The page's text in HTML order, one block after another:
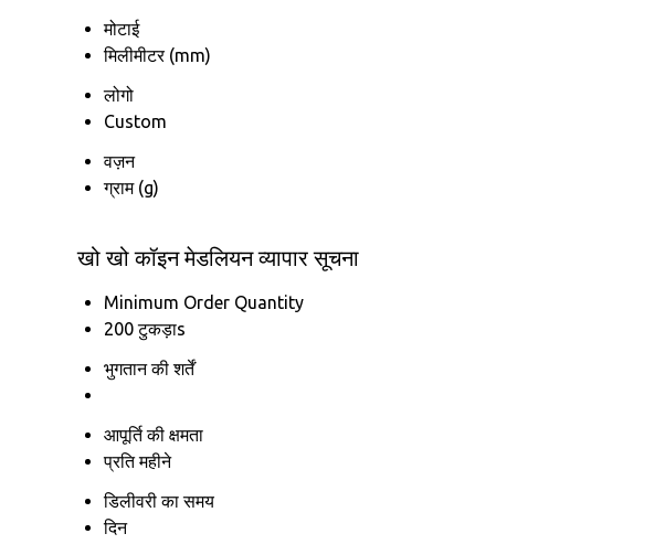
मोटाई
मिलीमीटर (mm)
लोगो
Custom
वज़न
ग्राम (g)
खो खो कॉइन मेडलियन व्यापार सूचना
Minimum Order Quantity
200 टुकड़ाs
भुगतान की शर्तें
आपूर्ति की क्षमता
प्रति महीने
डिलीवरी का समय
दिन